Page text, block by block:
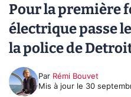
Pour la première
électrique passe
la police de
Par Rémi Bouvet
Mis à jour le 30